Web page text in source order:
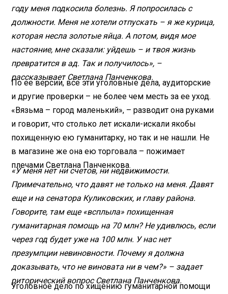
году меня подкосила болезнь. Я попросилась с
должности. Меня не хотели отпускать – я же курица,
которая несла золотые яйца. А потом, видя мое
настояние, мне сказали: уйдешь – и твоя жизнь
превратится в ад. Так и получилось», –
рассказывает Светлана Панченкова.
По ее версии, все эти уголовные дела, аудиторские
и другие проверки – не более чем месть за ее уход.
«Вязьма – город маленький», – разводит она руками
и говорит, что столько лет искали-искали якобы
похищенную ею гуманитарку, но так и не нашли. Не
в магазине же она ею торговала – пожимает
плечами Светлана Панченкова.
«У меня нет ни счетов, ни недвижимости.
Примечательно, что давят не только на меня. Давят
еще и на сенатора Куликовских, и главу района.
Говорите, там еще «всплыла» похищенная
гуманитарная помощь на 70 млн? Не удивлюсь, если
через год будет уже на 100 млн. У нас нет
презумпции невиновности. Почему я должна
доказывать, что не виновата ни в чем?» – задает
риторический вопрос Светлана Панченкова.
Уголовное дело по хищению гуманитарной помощи